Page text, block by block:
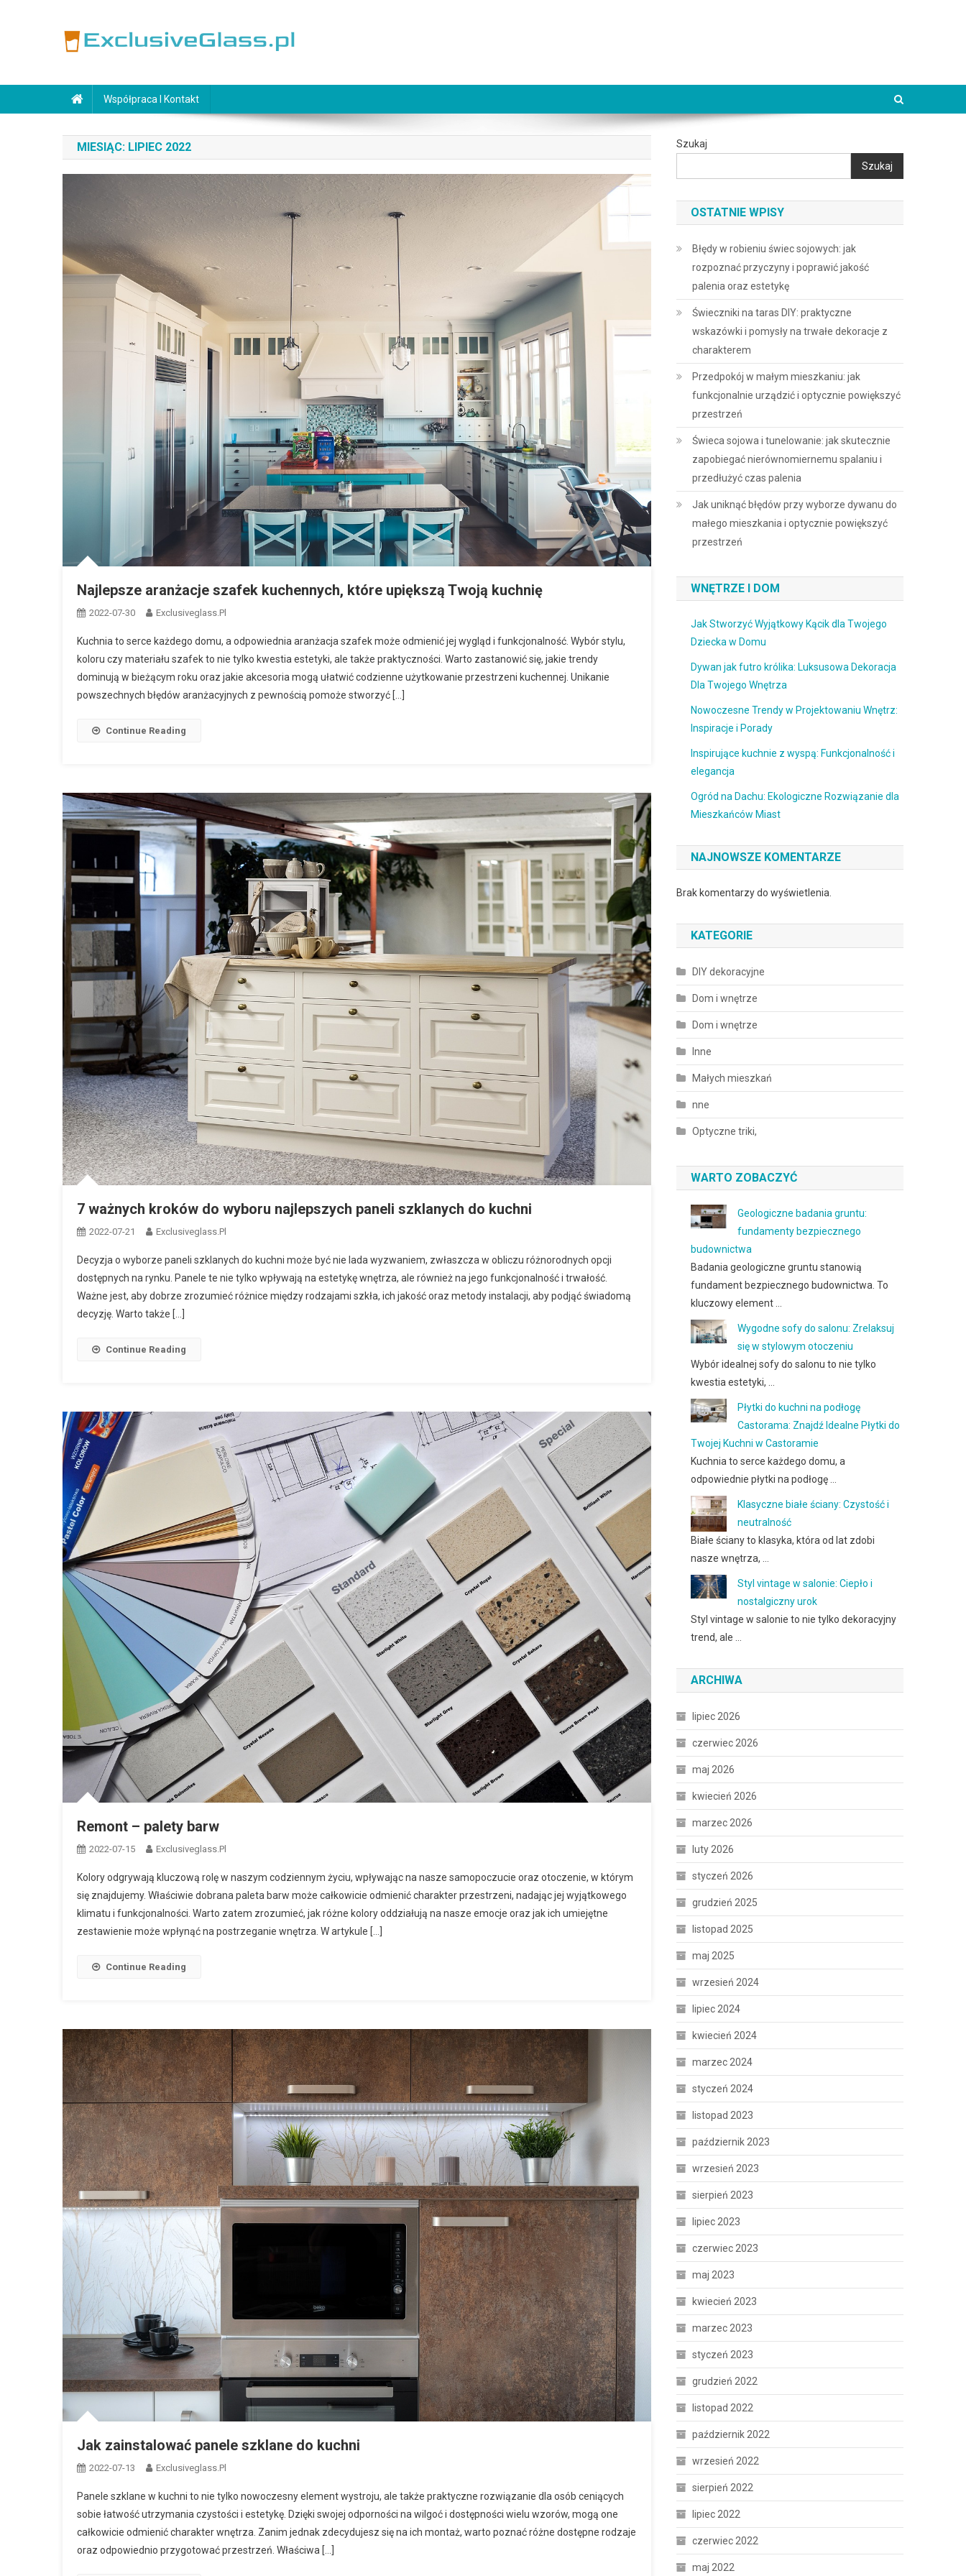
Współpraca I Kontakt
MIESIĄC: LIPIEC 2022
Najlepsze aranżacje szafek kuchennych, które upiększą Twoją kuchnię
2022-07-30 Exclusiveglass.pl
Kuchnia to serce każdego domu, a odpowiednia aranżacja szafek może odmienić jej wygląd i funkcjonalność. Wybór stylu,
koloru czy materiału szafek to nie tylko kwestia estetyki, ale także praktyczności. Warto zastanowić się, jakie trendy
dominują w bieżącym roku oraz jakie akcesoria mogą ułatwić codzienne użytkowanie przestrzeni kuchennej. Unikanie
powszechnych błędów aranżacyjnych z pewnością pomoże stworzyć […]
Continue Reading
7 ważnych kroków do wyboru najlepszych paneli szklanych do kuchni
2022-07-21 Exclusiveglass.pl
Decyzja o wyborze paneli szklanych do kuchni może być nie lada wyzwaniem, zwłaszcza w obliczu różnorodnych opcji
dostępnych na rynku. Panele te nie tylko wpływają na estetykę wnętrza, ale również na jego funkcjonalność i trwałość.
Ważne jest, aby dobrze zrozumieć różnice między rodzajami szkła, ich jakość oraz metody instalacji, aby podjąć świadomą
decyzję. Warto także […]
Continue Reading
Remont – palety barw
2022-07-15 Exclusiveglass.pl
Kolory odgrywają kluczową rolę w naszym codziennym życiu, wpływając na nasze samopoczucie oraz otoczenie, w którym
się znajdujemy. Właściwie dobrana paleta barw może całkowicie odmienić charakter przestrzeni, nadając jej wyjątkowego
klimatu i funkcjonalności. Warto zatem zrozumieć, jak różne kolory oddziałują na nasze emocje oraz jak ich umiejętne
zestawienie może wpłynąć na postrzeganie wnętrza. W artykule […]
Continue Reading
Jak zainstalować panele szklane do kuchni
2022-07-13 Exclusiveglass.pl
Panele szklane w kuchni to nie tylko nowoczesny element wystroju, ale także praktyczne rozwiązanie dla osób ceniących
sobie łatwość utrzymania czystości i estetykę. Dzięki swojej odporności na wilgoć i dostępności wielu wzorów, mogą one
całkowicie odmienić charakter wnętrza. Zanim jednak zdecydujesz się na ich montaż, warto poznać różne dostępne rodzaje
oraz odpowiednio przygotować przestrzeń. Właściwa […]
Szukaj
Szukaj
OSTATNIE WPISY
Błędy w robieniu świec sojowych: jak
rozpoznać przyczyny i poprawić jakość
palenia oraz estetykę
Świeczniki na taras DIY: praktyczne
wskazówki i pomysły na trwałe dekoracje z
charakterem
Przedpokój w małym mieszkaniu: jak
funkcjonalnie urządzić i optycznie powiększyć
przestrzeń
Świeca sojowa i tunelowanie: jak skutecznie
zapobiegać nierównomiernemu spalaniu i
przedłużyć czas palenia
Jak uniknąć błędów przy wyborze dywanu do
małego mieszkania i optycznie powiększyć
przestrzeń
WNĘTRZE I DOM
Jak Stworzyć Wyjątkowy Kącik dla Twojego
Dziecka w Domu
Dywan jak futro królika: Luksusowa Dekoracja
Dla Twojego Wnętrza
Nowoczesne Trendy w Projektowaniu Wnętrz:
Inspiracje i Porady
Inspirujące kuchnie z wyspą: Funkcjonalność i
elegancja
Ogród na Dachu: Ekologiczne Rozwiązanie dla
Mieszkańców Miast
NAJNOWSZE KOMENTARZE
Brak komentarzy do wyświetlenia.
KATEGORIE
DIY dekoracyjne
Dom i wnętrze
Dom i wnętrze
Inne
Małych mieszkań
nne
Optyczne triki,
WARTO ZOBACZYĆ
Geologiczne badania gruntu:
fundamenty bezpiecznego
budownictwa
Badania geologiczne gruntu stanowią
fundament bezpiecznego budownictwa. To
kluczowy element …
Wygodne sofy do salonu: Zrelaksuj
się w stylowym otoczeniu
Wybór idealnej sofy do salonu to nie tylko
kwestia estetyki, …
Płytki do kuchni na podłogę
Castorama: Znajdź Idealne Płytki do
Twojej Kuchni w Castoramie
Kuchnia to serce każdego domu, a
odpowiednie płytki na podłogę …
Klasyczne białe ściany: Czystość i
neutralność
Białe ściany to klasyka, która od lat zdobi
nasze wnętrza, …
Styl vintage w salonie: Ciepło i
nostalgiczny urok
Styl vintage w salonie to nie tylko dekoracyjny
trend, ale …
ARCHIWA
lipiec 2026
czerwiec 2026
maj 2026
kwiecień 2026
marzec 2026
luty 2026
styczeń 2026
grudzień 2025
listopad 2025
maj 2025
wrzesień 2024
lipiec 2024
kwiecień 2024
marzec 2024
styczeń 2024
listopad 2023
październik 2023
wrzesień 2023
sierpień 2023
lipiec 2023
czerwiec 2023
maj 2023
kwiecień 2023
marzec 2023
styczeń 2023
grudzień 2022
listopad 2022
październik 2022
wrzesień 2022
sierpień 2022
lipiec 2022
czerwiec 2022
maj 2022